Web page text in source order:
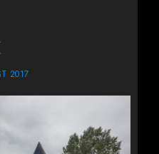
2017